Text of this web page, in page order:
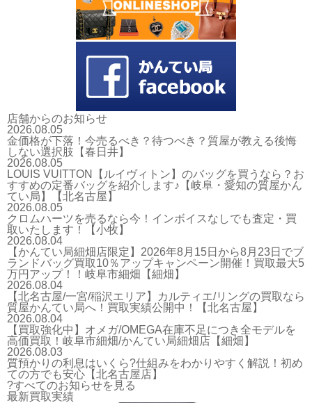
店舗からのお知らせ
2026.08.05
金価格が下落！今売るべき？待つべき？質屋が教える後悔
しない選択肢【春日井】
2026.08.05
LOUIS VUITTON【ルイヴィトン】のバッグを買うなら？お
すすめの定番バッグを紹介します♪【岐阜・愛知の質屋かん
てい局】【北名古屋】
2026.08.05
クロムハーツを売るなら今！インボイスなしでも査定・買
取いたします！【小牧】
2026.08.04
【かんてい局細畑店限定】2026年8月15日から8月23日でブ
ランドバッグ買取10％アップキャンペーン開催！買取最大5
万円アップ！！岐阜市細畑【細畑】
2026.08.04
【北名古屋/一宮/稲沢エリア】カルティエ/リングの買取なら
質屋かんてい局へ！買取実績公開中！【北名古屋】
2026.08.04
【買取強化中】オメガ/OMEGA在庫不足につき全モデルを
高価買取！岐阜市細畑/かんてい局細畑店【細畑】
2026.08.03
質預かりの利息はいくら?仕組みをわかりやすく解説！初め
ての方でも安心【北名古屋店】
?すべてのお知らせを見る
最新買取実績